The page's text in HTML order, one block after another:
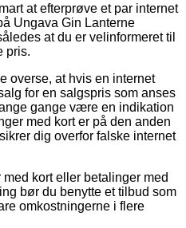
at efterprøve et par internet
Ungava Gin Lanterne
at du er velinformeret til
pris.
overse, at hvis en internet
for en salgspris som anses
gange være en indikation
med kort er på den anden
dig overfor falske internet
kort eller betalinger med
bør du benytte et tilbud som
omkostningerne i flere